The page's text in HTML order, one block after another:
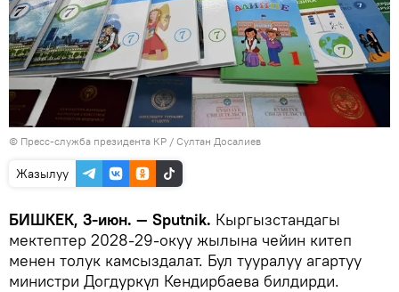
© Пресс-служба президента КР / Султан Досалиев
Жазылуу
БИШКЕК, 3-июн. — Sputnik. Кыргызстандагы
мектептер 2028-29-окуу жылына чейин китеп
менен толук камсыздалат. Бул тууралуу агартуу
министри Догдуркүл Кендирбаева билдирди.